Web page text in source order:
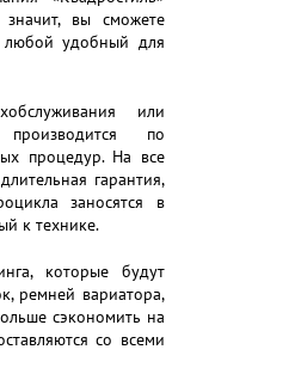
вы сможете
любой удобный для
или
по
процедур. На все
гарантия,
заносятся в
к технике.
которые будут
ремней вариатора,
сэкономить на
со всеми